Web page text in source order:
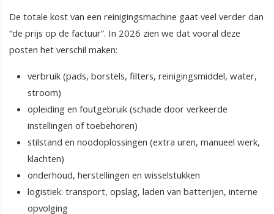
De totale kost van een reinigingsmachine gaat veel verder dan
“de prijs op de factuur”. In 2026 zien we dat vooral deze
posten het verschil maken:
verbruik (pads, borstels, filters, reinigingsmiddel, water,
stroom)
opleiding en foutgebruik (schade door verkeerde
instellingen of toebehoren)
stilstand en noodoplossingen (extra uren, manueel werk,
klachten)
onderhoud, herstellingen en wisselstukken
logistiek: transport, opslag, laden van batterijen, interne
opvolging